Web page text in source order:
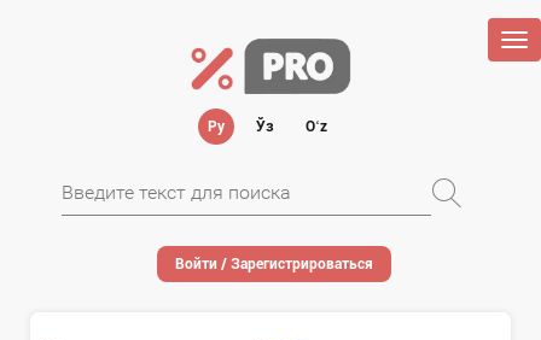
Ру Ўз Oʻz
Войти / Зарегистрироваться